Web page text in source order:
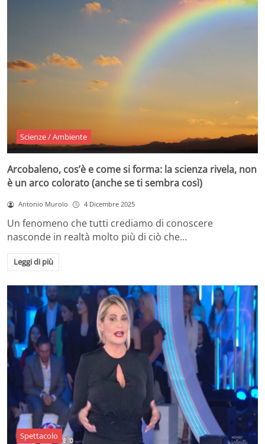
Scienze / Ambiente
Arcobaleno, cos’è e come si forma: la scienza rivela, non
è un arco colorato (anche se ti sembra così)
Antonio Murolo 4 Dicembre 2025
Un fenomeno che tutti crediamo di conoscere
nasconde in realtà molto più di ciò che…
Leggi di più
Spettacolo